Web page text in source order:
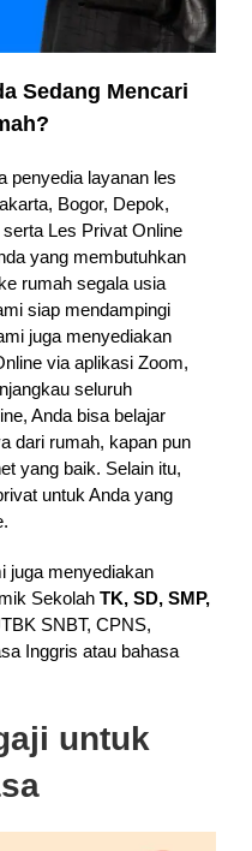
Sedang Mencari
penyedia layanan les
Bogor, Depok,
Les Privat Online
yang membutuhkan
rumah segala usia
siap mendampingi
juga menyediakan
via aplikasi Zoom,
seluruh
Anda bisa belajar
dari rumah, kapan pun
yang baik. Selain itu,
untuk Anda yang
juga menyediakan
Sekolah TK, SD, SMP,
SNBT, CPNS,
Inggris atau bahasa
untuk